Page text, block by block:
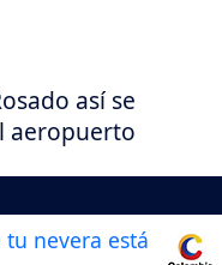
así se
aeropuerto